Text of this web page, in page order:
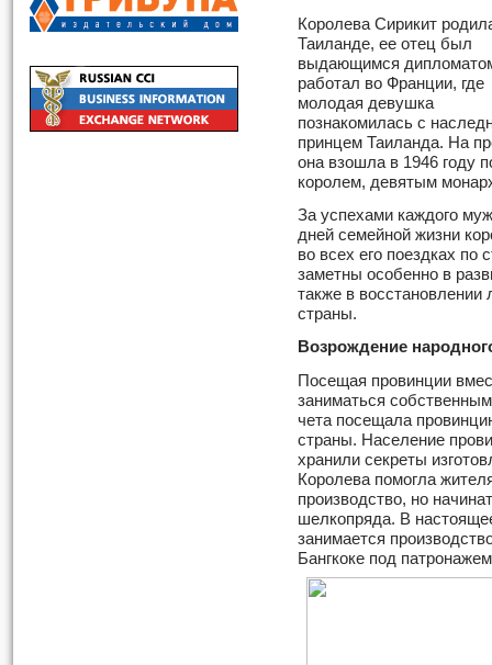
Королева Сирикит
Таиланде, ее отец был
выдающимся
работал во Франции, где
молодая девушка
познакомилась с
принцем Таиланда. На
она взошла в 1946 году
королем, девятым
За успехами каждого
дней семейной жизни
во всех его поездках
заметны особенно в
также в
страны.
Возрождение
Посещая провинции
заниматься
чета посещала
страны. Население
хранили секреты
Королева помогла
производство, но
шелкопряда. В
занимается
Бангкоке под